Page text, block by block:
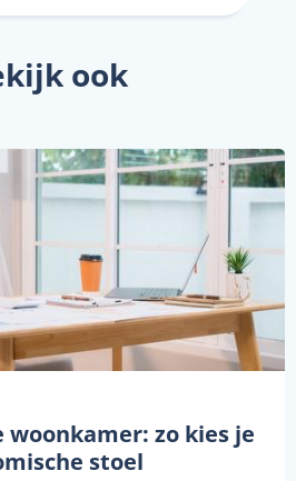
ook
woonkamer: zo kies je
stoel